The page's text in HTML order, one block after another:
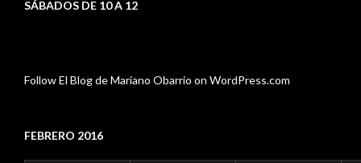
SÁBADOS DE 10 A 12
Follow El Blog de Mariano Obarrio on WordPress.com
FEBRERO 2016